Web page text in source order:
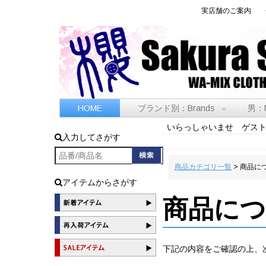
実店舗のご案内
HOME ブランド別：Brands 男
入力してさがす
アイテムからさがす
いらっしゃいませ ゲス
商品カテゴリ一覧> 商品に
商品に
下記の内容をご確認の上、